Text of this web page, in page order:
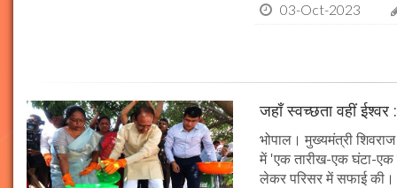
03-Oct-2023
जहाँ स्वच्छता वहीं ईश्वर
भोपाल। मुख्यमंत्री
में 'एक तारीख-एक घंटा-एक
लेकर परिसर में सफाई की।